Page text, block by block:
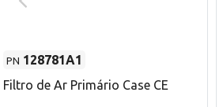
PN 128781A1
Filtro de Ar Primário Case CE